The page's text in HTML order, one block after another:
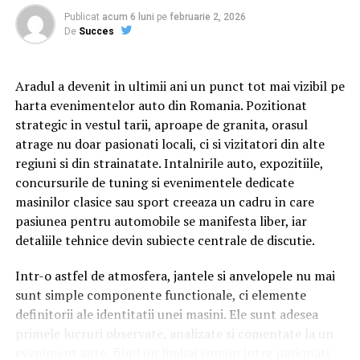
angajat al Guvernului s-a pus in fata noastra pentru a
ne îngrădi accesul
Deva
preconcepțiile, pentru a încerca să comunice mai bine
între ei.
Cu râs pe săturate, surprize și personaje pline de viață,
comedia independentă „În pielea mea”intră în
cinematografele din toată țara din 10 februarie.
Spectatorilor li s-a pregătit o surpriză pentru data de
12 februarie: o seară specială „Date Night” organizată în
mai multe cinematografe din rețeaua Cinema City unde
toți cei care cumpără un bilet la comedia „În pielea mea”
Până pe 23 februarie, toți spectatorii din țară care și-au
cumpărat bilet la filmul „În pielea mea” se pot înscrie în
Publicat acum 6 luni pe februarie 2, 2026
De Succes
Aradul a devenit in ultimii ani un punct tot mai vizibil pe
harta evenimentelor auto din Romania. Pozitionat
strategic in vestul tarii, aproape de granita, orasul
atrage nu doar pasionati locali, ci si vizitatori din alte
regiuni si din strainatate. Intalnirile auto, expozitiile,
concursurile de tuning si evenimentele dedicate
masinilor clasice sau sport creeaza un cadru in care
pasiunea pentru automobile se manifesta liber, iar
detaliile tehnice devin subiecte centrale de discutie.
Intr-o astfel de atmosfera, jantele si anvelopele nu mai
sunt simple componente functionale, ci elemente
definitorii ale identitatii unei masini. Ele sunt adesea
primele lucruri observate, analizate si comentate la un